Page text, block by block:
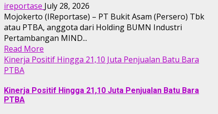
ireportase July 28, 2026
Mojokerto (IReportase) – PT Bukit Asam (Persero) Tbk
atau PTBA, anggota dari Holding BUMN Industri
Pertambangan MIND...
Read More
Kinerja Positif Hingga 21,10 Juta Penjualan Batu Bara
PTBA
Kinerja Positif Hingga 21,10 Juta Penjualan Batu Bara
PTBA